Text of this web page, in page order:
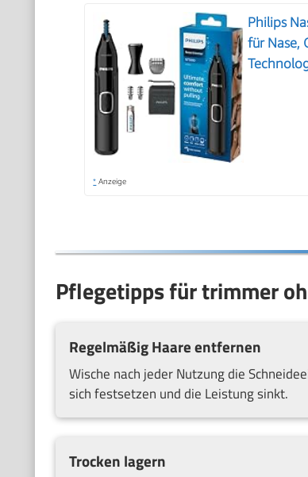
Philips
für Nase,
* Anzeige
Pflegetipps für trimmer
Regelmäßig Haare entfernen
Wische nach jeder Nutzung die
sich festsetzen und die Leistung sinkt.
Trocken lagern